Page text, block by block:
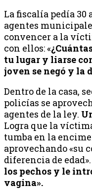
La fiscalía pedía 30
agentes
convencer a la
con ellos: «
tu lugar y liarse
joven se negó y la
Dentro de la casa,
policías se
agentes de la ley.
Logra que la
tumba en la
aprovechando «su
diferencia de
los pechos y le
vagina».